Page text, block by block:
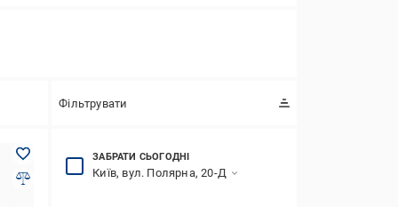
Фільтрувати
ЗАБРАТИ СЬОГОДНІ
Київ, вул. Полярна, 20-Д